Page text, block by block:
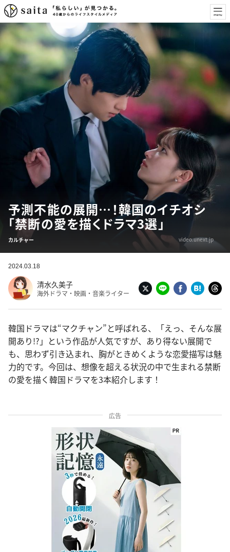
予測不能の展開…！韓国のイチオシ
「禁断の愛を描くドラマ3選」
カルチャー video.unext.jp
2024.03.18
清水久美子
海外ドラマ・映画・音楽ライター
韓国ドラマは“マクチャン”と呼ばれる、「えっ、そんな展
開あり!?」という作品が人気ですが、あり得ない展開で
も、思わず引き込まれ、胸がときめくような恋愛描写は魅
力的です。今回は、想像を超える状況の中で生まれる禁断
の愛を描く韓国ドラマを3本紹介します！
広告